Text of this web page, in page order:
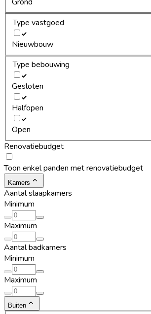
Type vastgoed
Nieuwbouw
Type bebouwing
Gesloten
Halfopen
Open
Renovatiebudget
Toon enkel panden met renovatiebudget
Kamers
Aantal slaapkamers
Minimum
Maximum
Aantal badkamers
Minimum
Maximum
Buiten